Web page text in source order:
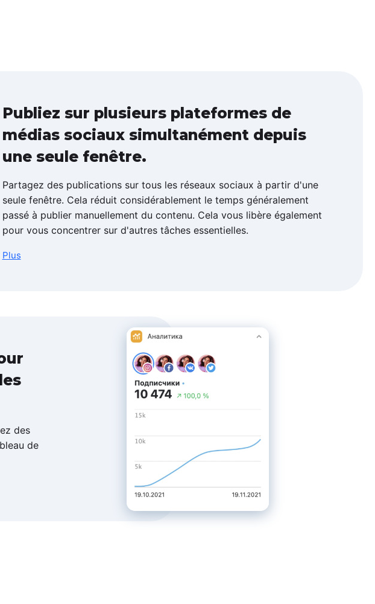
Publiez sur plusieurs plateformes de
médias sociaux simultanément depuis
une seule fenêtre.
Partagez des publications sur tous les réseaux sociaux à partir d'une
seule fenêtre. Cela réduit considérablement le temps généralement
passé à publier manuellement du contenu. Cela vous libère également
pour vous concentrer sur d'autres tâches essentielles.
Plus
des
de